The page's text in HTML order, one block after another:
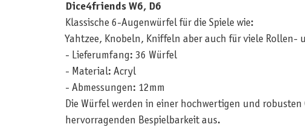
Dice4friends W6, D6
Klassische 6-Augenwürfel für die Spiele wie:
Yahtzee, Knobeln, Kniffeln aber auch für viele Rollen-
- Lieferumfang: 36 Würfel
- Material: Acryl
- Abmessungen: 12mm
Die Würfel werden in einer hochwertigen und
hervorragenden Bespielbarkeit aus.